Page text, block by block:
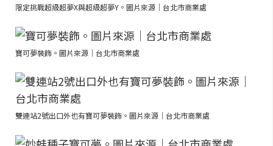
限定挑戰超級超夢X與超級超夢Y。圖片來源｜台北市商業處
寶可夢裝飾。圖片來源｜台北市商業處
雙連站2號出口外也有寶可夢裝飾。圖片來源｜台北市商業處